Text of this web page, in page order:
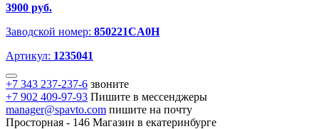
3900 руб.
Заводской номер: 850221CA0H
Артикул: 1235041
+7 343 237-237-6 звоните
+7 902 409-97-93 Пишите в мессенджеры
manager@spavto.com пишите на почту
Просторная - 146 Магазин в екатеринбурге